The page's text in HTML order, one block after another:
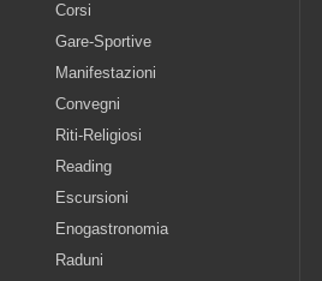
Corsi
Gare-Sportive
Manifestazioni
Convegni
Riti-Religiosi
Reading
Escursioni
Enogastronomia
Raduni